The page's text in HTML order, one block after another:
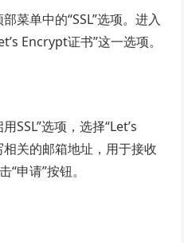
菜单中的“SSL”选项。进入
Encrypt证书”这一选项。
SSL”选项，选择“Let’s
关的邮箱地址，用于接收
申请”按钮。